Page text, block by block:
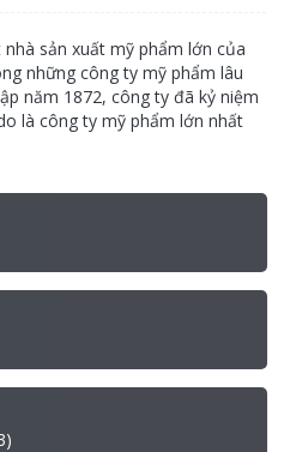
sản xuất mỹ phẩm lớn của
những công ty mỹ phẩm lâu
năm 1872, công ty đã kỷ niệm
là công ty mỹ phẩm lớn nhất